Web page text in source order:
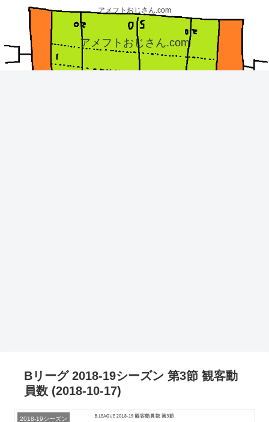
アメフトおじさん.com
アメフトおじさん.com
Bリーグ 2018-19シーズン 第3節 観客動
員数 (2018-10-17)
2018-19シーズン